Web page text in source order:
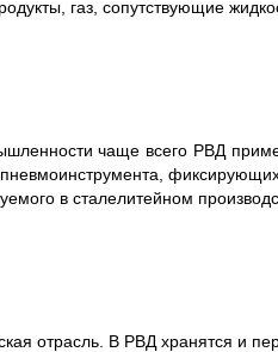
газ, сопутствующие
чаще всего РВД
в сталелитейном
отрасль. В РВД хранятся и